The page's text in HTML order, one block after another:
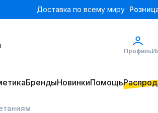
Доставка по всему миру
Профиль
БрендыНовинкиПомощь